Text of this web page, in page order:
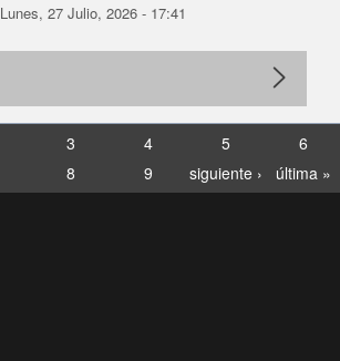
Lunes, 27 Julio, 2026 - 17:41
3 4 5
6
8 9 siguiente › última »